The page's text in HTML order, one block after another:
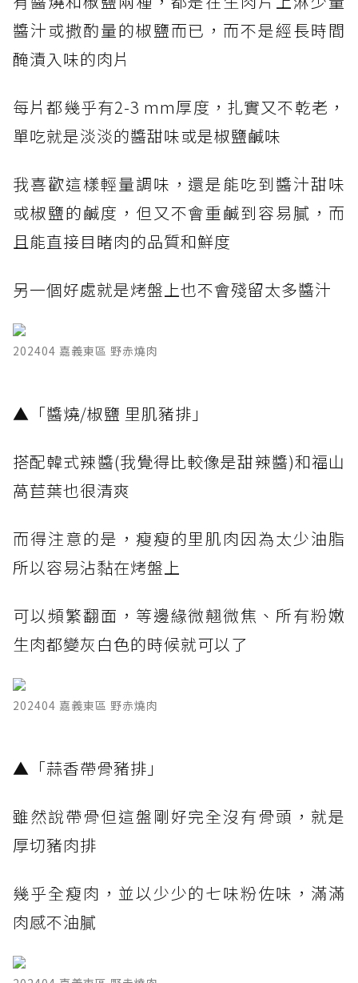
醬汁或撒酌量的椒鹽而已，而不是經長時間
醃漬入味的肉片
每片都幾乎有2-3 mm厚度，扎實又不乾老，
單吃就是淡淡的醬甜味或是椒鹽鹹味
我喜歡這樣輕量調味，還是能吃到醬汁甜味
或椒鹽的鹹度，但又不會重鹹到容易膩，而
且能直接目睹肉的品質和鮮度
另一個好處就是烤盤上也不會殘留太多醬汁
202404 嘉義東區 野赤燒肉
​▲「醬燒/椒鹽 里肌豬排」
搭配韓式辣醬(我覺得比較像是甜辣醬)和福山
萵苣葉也很清爽
而得注意的是，瘦瘦的里肌肉因為太少油脂
所以容易沾黏在烤盤上
可以頻繁翻面，等邊緣微翹微焦、所有粉嫩
生肉都變灰白色的時候就可以了
202404 嘉義東區 野赤燒肉
​▲「蒜香帶骨豬排」
雖然說帶骨但這盤剛好完全沒有骨頭，就是
厚切豬肉排
幾乎全瘦肉，並以少少的七味粉佐味，滿滿
肉感不油膩